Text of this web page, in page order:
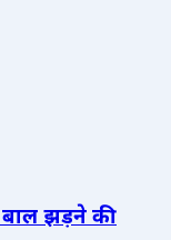
झड़ने की